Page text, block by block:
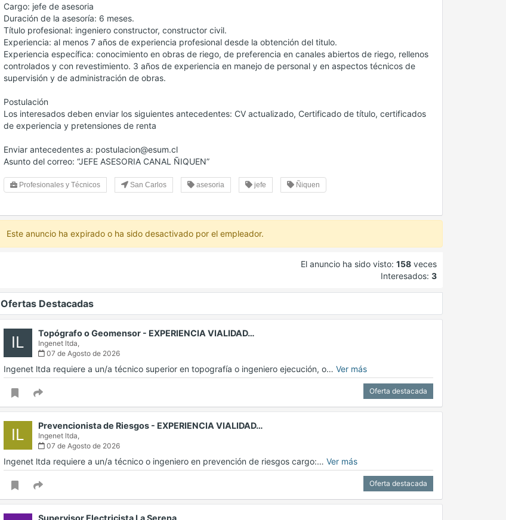
Cargo: jefe de asesoria
Duración de la asesoría: 6 meses.
Título profesional: ingeniero constructor, constructor civil.
Experiencia: al menos 7 años de experiencia profesional desde la obtención del titulo.
Experiencia específica: conocimiento en obras de riego, de preferencia en canales abiertos de riego, rellenos
controlados y con revestimiento. 3 años de experiencia en manejo de personal y en aspectos técnicos de
supervisión y de administración de obras.
Postulación
Los interesados deben enviar los siguientes antecedentes: CV actualizado, Certificado de título, certificados
de experiencia y pretensiones de renta
Enviar antecedentes a: postulacion@esum.cl
Asunto del correo: “JEFE ASESORIA CANAL ÑIQUEN”
Profesionales y Técnicos San Carlos asesoria jefe Ñiquen
Este anuncio ha expirado o ha sido desactivado por el empleador.
El anuncio ha sido visto: 158 veces
Interesados: 3
Ofertas Destacadas
IL Topógrafo o Geomensor - EXPERIENCIA VIALIDAD…
Ingenet ltda,
07 de Agosto de 2026
Ingenet ltda requiere a un/a técnico superior en topografía o ingeniero ejecución, o… Ver más
Oferta destacada
IL Prevencionista de Riesgos - EXPERIENCIA VIALIDAD…
Ingenet ltda,
07 de Agosto de 2026
Ingenet ltda requiere a un/a técnico o ingeniero en prevención de riesgos cargo:… Ver más
Oferta destacada
Supervisor Electricista La Serena